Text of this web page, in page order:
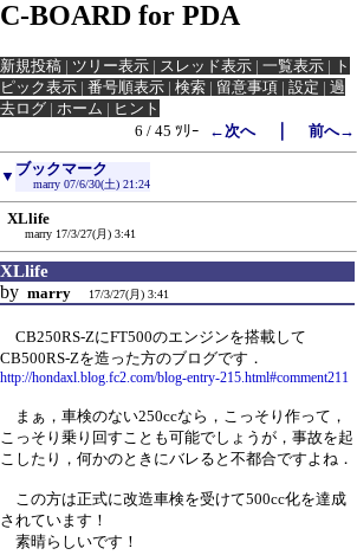
C-BOARD for PDA
新規投稿 | ツリー表示 | スレッド表示 | 一覧表示 | ト
ピック表示 | 番号順表示 | 検索 | 留意事項 | 設定 | 過
去ログ | ホーム | ヒント
6 / 45 ﾂﾘｰ
←次へ｜ 前へ→
▼ ブックマーク
marry 07/6/30(土) 21:24
XLlife
marry 17/3/27(月) 3:41
XLlife
by marry 17/3/27(月) 3:41
CB250RS-ZにFT500のエンジンを搭載して
CB500RS-Zを造った方のブログです．
http://hondaxl.blog.fc2.com/blog-entry-215.html#comment211
まぁ，車検のない250ccなら，こっそり作って，
こっそり乗り回すことも可能でしょうが，事故を起
こしたり，何かのときにバレると不都合ですよね．
この方は正式に改造車検を受けて500cc化を達成
されています！
素晴らしいです！